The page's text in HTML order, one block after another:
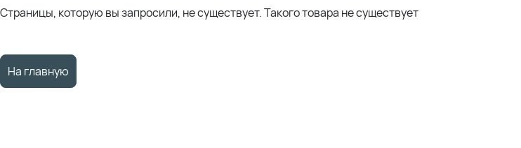
Страницы, которую вы запросили, не существует. Такого товара не существует
На главную